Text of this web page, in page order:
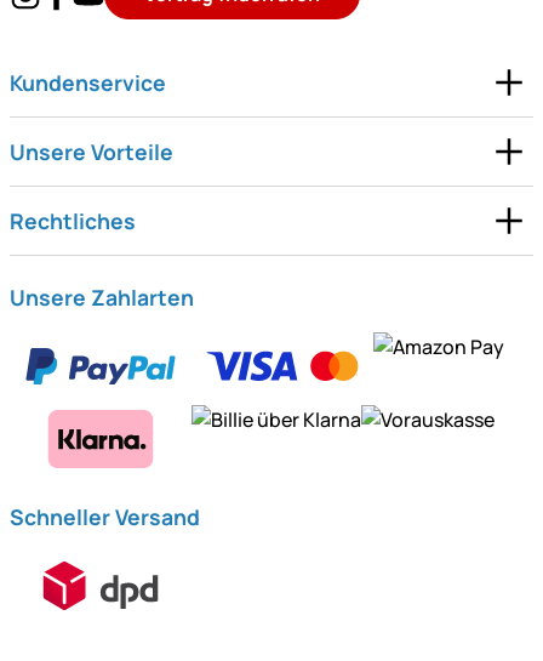
Kundenservice
Unsere Vorteile
Rechtliches
Unsere Zahlarten
Schneller Versand